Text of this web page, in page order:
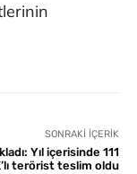
SONRAKI İÇERIK
Yıl içerisinde 111
terörist teslim oldu